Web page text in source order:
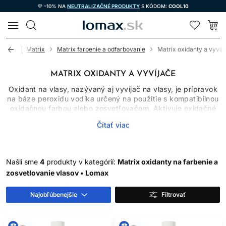
💜 -10% NA NEUTRALIZAČNÉ PRODUKTY S KÓDOM: COOL10
LOMAX
Matrix Matrix farbenie a odfarbovanie Matrix oxidanty a
MATRIX OXIDANTY A VYVÍJAČE
Oxidant na vlasy, nazývaný aj vyvíjač na vlasy, je prípravok
na báze peroxidu vodíka určený na použitie s kompatibilnou
oxidačnou farbou alebo zosvetľovačom. Aktivuje oxidačné
ukladanie pigmentu aj mieru zosvetlenia. Nie je to
AKO ZVOLIŤ SPRÁVNY
VYVÍJAČ
Vždy postupujte podľa technického návodu konkrétnej
farby Matrix. Požadovaná koncentrácia, miešací pomer a
lepšie: môže zvýšiť zosvetlenie a poškodenie, no nemusí
Čítať viac
Našli sme 4 produkty v kategórií: Matrix oxidanty na farbenie a
zosvetlovanie vlasov • Lomax
Najobľúbenejšie Filtrovať